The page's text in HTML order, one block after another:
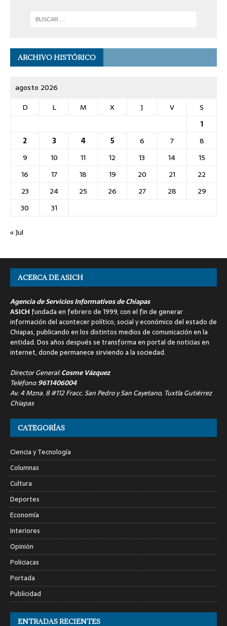
ARCHIVO HISTÓRICO
agosto 2026
D
L M X J V
S
1
2
3 4 5 6 7
8
9
10 11 12 13 14
15
16
17 18 19 20 21
22
23
24 25 26 27 28
29
30
31
« Jul
ACERCA DE ASICH
Agencia de Servicios Informativos de Chiapas
ASICH fundada en febrero de 1999, con el fin de generar
información del acontecer político, social y económico del estado de
Chiapas, publicando en los distintos medios de comunicación en la
entidad. Dos años después se transforma en portal de noticias en
internet, donde permanece sirviendo a la sociedad.
Director General:Cosme Vázquez
Teléfono:9611406004
Av. 4 Mzna. 8 #112 Fracc. San Pedro y San Cayetano, Tuxtla Gutiérrez
Chiapas
CATEGORÍAS
Ciencia y Tecnología
Columnas
Cultura
Deportes
Economía
Interiores
Opinión
Policiacas
Portada
Publicidad
ENTRADAS RECIENTES